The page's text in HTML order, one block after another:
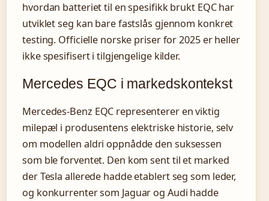
hvordan batteriet til en spesifikk brukt EQC har
utviklet seg kan bare fastslås gjennom konkret
testing. Officielle norske priser for 2025 er heller
ikke spesifisert i tilgjengelige kilder.
Mercedes EQC i markedskontekst
Mercedes-Benz EQC representerer en viktig
milepæl i produsentens elektriske historie, selv
om modellen aldri oppnådde den suksessen
som ble forventet. Den kom sent til et marked
der Tesla allerede hadde etablert seg som leder,
og konkurrenter som Jaguar og Audi hadde